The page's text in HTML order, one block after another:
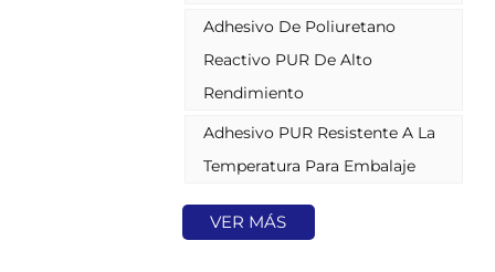
Adhesivo De Poliuretano
Reactivo PUR De Alto
Rendimiento
Adhesivo PUR Resistente A La
Temperatura Para Embalaje
VER MÁS